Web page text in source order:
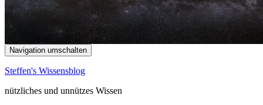
Navigation umschalten
Steffen's Wissensblog
nützliches und unnützes Wissen